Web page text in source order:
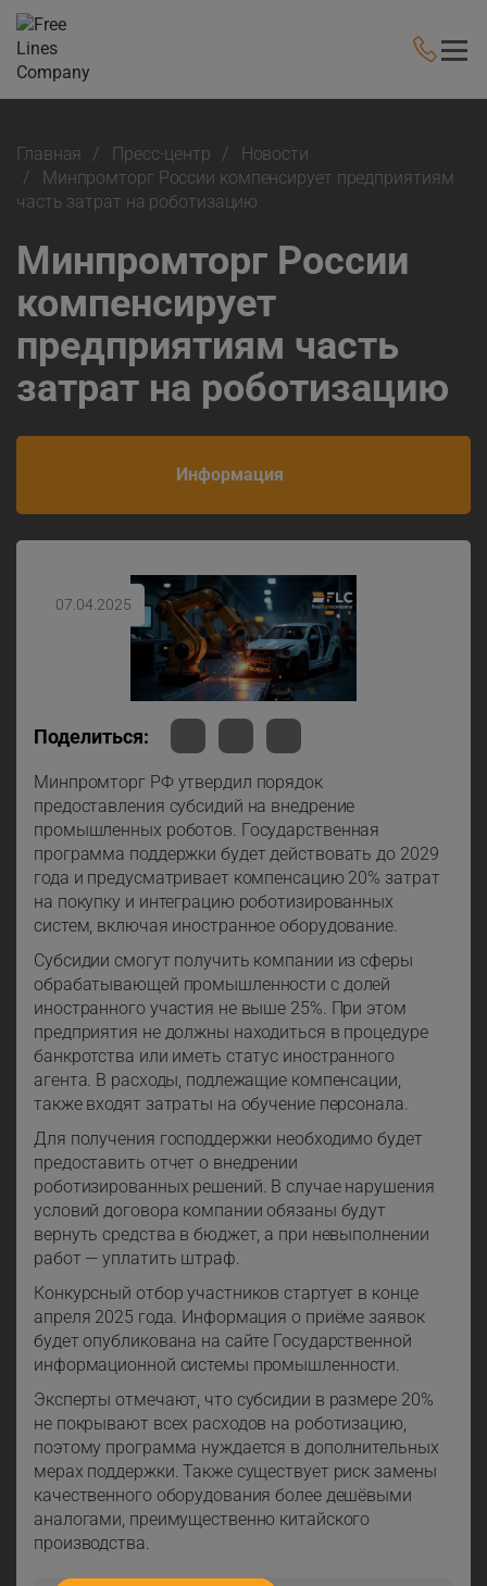
Главная Пресс-центр
Новости
Минпромторг России компенсирует предприятиям
часть затрат на роботизацию
Минпромторг России
компенсирует
предприятиям часть
затрат на роботизацию
Информация
07.04.2025
Поделиться:
Минпромторг РФ утвердил порядок
предоставления субсидий на внедрение
промышленных роботов. Государственная
программа поддержки будет действовать до 2029
года и предусматривает компенсацию 20% затрат
на покупку и интеграцию роботизированных
систем, включая иностранное оборудование.
Субсидии смогут получить компании из сферы
обрабатывающей промышленности с долей
иностранного участия не выше 25%. При этом
предприятия не должны находиться в процедуре
банкротства или иметь статус иностранного
агента. В расходы, подлежащие компенсации,
также входят затраты на обучение персонала.
Для получения господдержки необходимо будет
предоставить отчет о внедрении
роботизированных решений. В случае нарушения
условий договора компании обязаны будут
вернуть средства в бюджет, а при невыполнении
работ — уплатить штраф.
Конкурсный отбор участников стартует в конце
апреля 2025 года. Информация о приёме заявок
будет опубликована на сайте Государственной
информационной системы промышленности.
Эксперты отмечают, что субсидии в размере 20%
не покрывают всех расходов на роботизацию,
поэтому программа нуждается в дополнительных
мерах поддержки. Также существует риск замены
качественного оборудования более дешёвыми
аналогами, преимущественно китайского
производства.